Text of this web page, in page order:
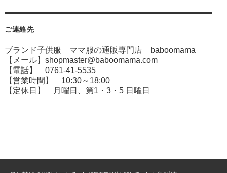
ご連絡先
ブランド子供服 ママ服の通販専門店 baboomama
【メール】shopmaster@baboomama.com
【電話】 0761-41-5535
【営業時間】 10:30～18:00
【定休日】 月曜日、第1・3・5 日曜日